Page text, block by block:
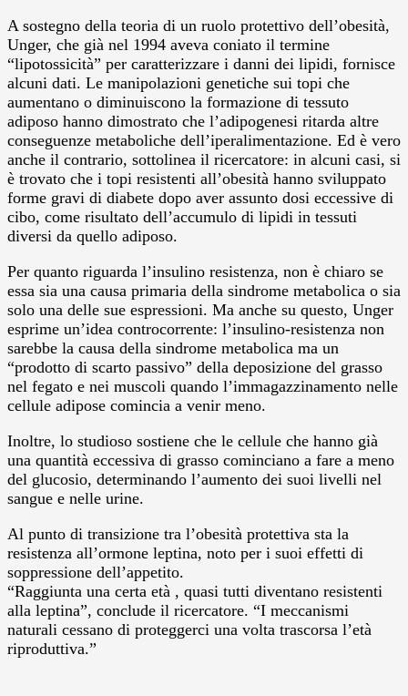
A sostegno della teoria di un ruolo protettivo dell’obesità,
Unger, che già nel 1994 aveva coniato il termine
“lipotossicità” per caratterizzare i danni dei lipidi, fornisce
alcuni dati. Le manipolazioni genetiche sui topi che
aumentano o diminuiscono la formazione di tessuto
adiposo hanno dimostrato che l’adipogenesi ritarda altre
conseguenze metaboliche dell’iperalimentazione. Ed è vero
anche il contrario, sottolinea il ricercatore: in alcuni casi, si
è trovato che i topi resistenti all’obesità hanno sviluppato
forme gravi di diabete dopo aver assunto dosi eccessive di
cibo, come risultato dell’accumulo di lipidi in tessuti
diversi da quello adiposo.
Per quanto riguarda l’insulino resistenza, non è chiaro se
essa sia una causa primaria della sindrome metabolica o sia
solo una delle sue espressioni. Ma anche su questo, Unger
esprime un’idea controcorrente: l’insulino-resistenza non
sarebbe la causa della sindrome metabolica ma un
“prodotto di scarto passivo” della deposizione del grasso
nel fegato e nei muscoli quando l’immagazzinamento nelle
cellule adipose comincia a venir meno.
Inoltre, lo studioso sostiene che le cellule che hanno già
una quantità eccessiva di grasso cominciano a fare a meno
del glucosio, determinando l’aumento dei suoi livelli nel
sangue e nelle urine.
Al punto di transizione tra l’obesità protettiva sta la
resistenza all’ormone leptina, noto per i suoi effetti di
soppressione dell’appetito.
“Raggiunta una certa età , quasi tutti diventano resistenti
alla leptina”, conclude il ricercatore. “I meccanismi
naturali cessano di proteggerci una volta trascorsa l’età
riproduttiva.”